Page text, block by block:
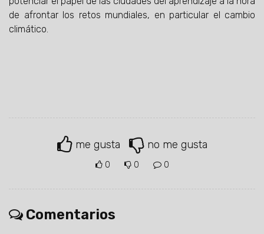
de afrontar los retos mundiales, en particular el cambio
climático.
me gusta no me gusta
0 0 0
Comentarios